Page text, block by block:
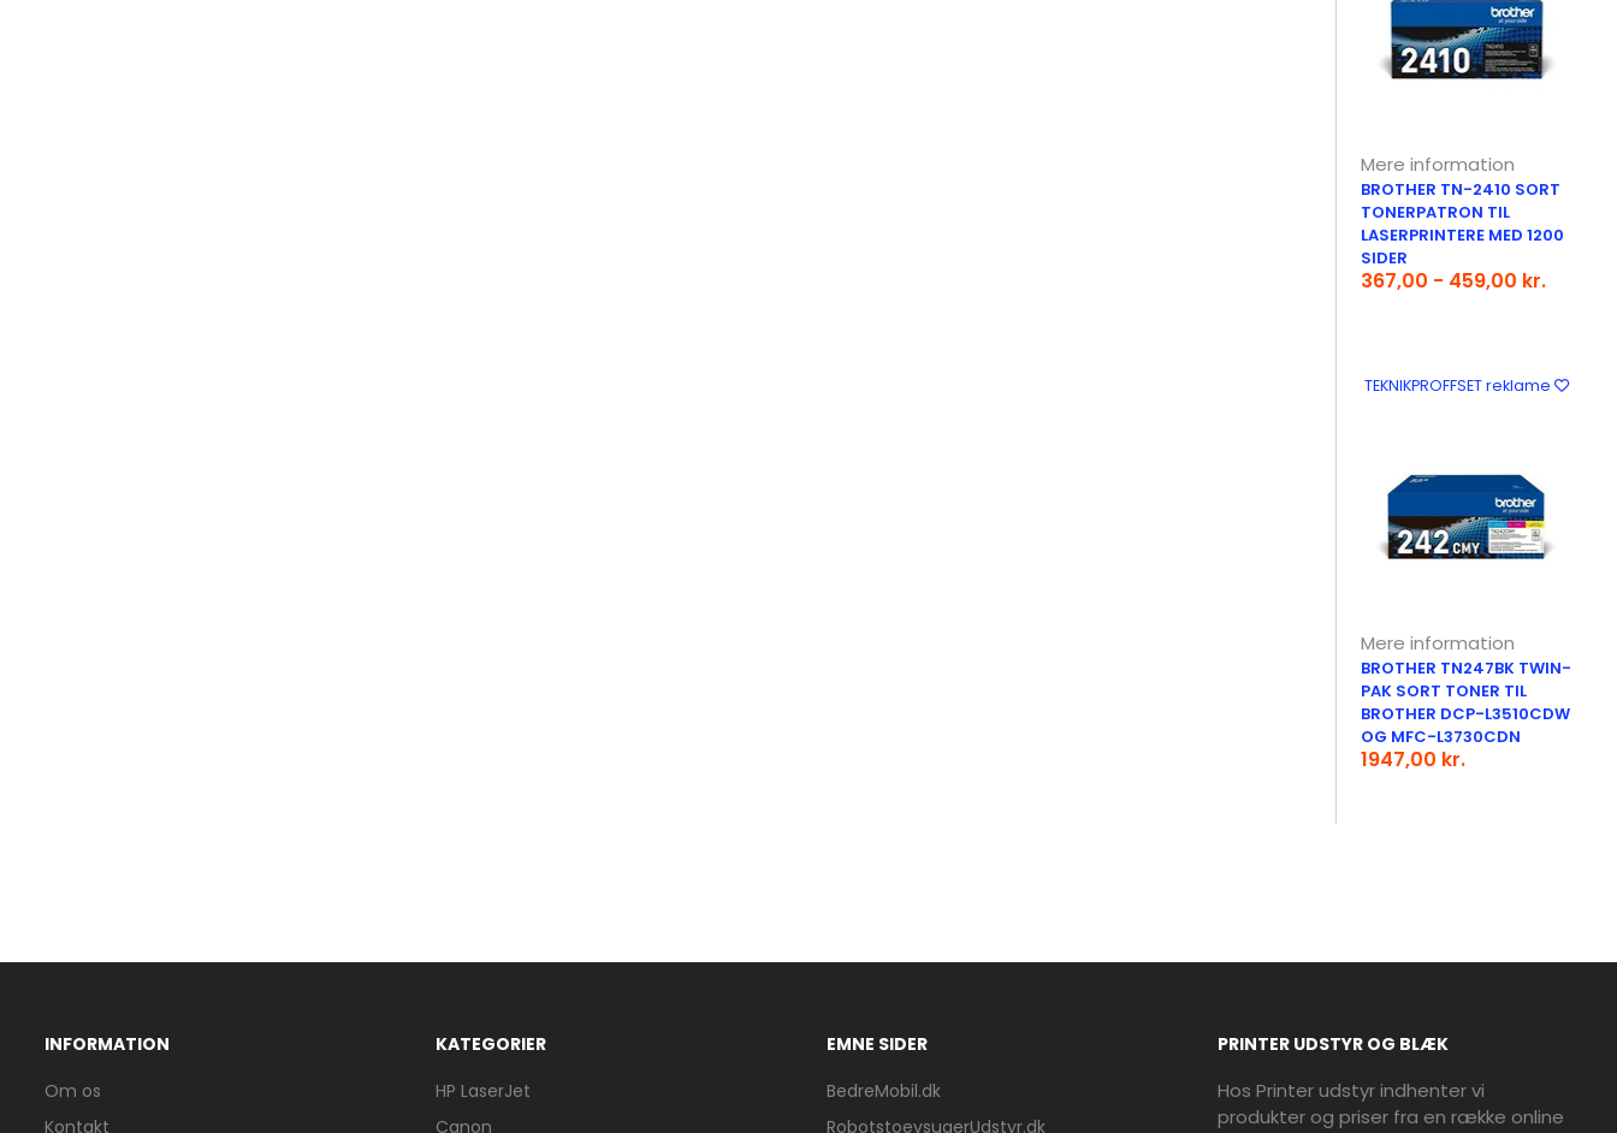
Mere information
BROTHER TN-2410 SORT
TONERPATRON TIL
LASERPRINTERE MED 1200
SIDER
367,00 - 459,00 kr.
TEKNIKPROFFSET reklame
Mere information
BROTHER TN247BK TWIN-
PAK SORT TONER TIL
BROTHER DCP-L3510CDW
OG MFC-L3730CDN
1947,00 kr.
INFORMATION
Om os
Kontakt
KATEGORIER
HP LaserJet
Canon
EMNE SIDER
BedreMobil.dk
RobotstoevsugerUdstyr.dk
PRINTER UDSTYR OG BLÆK
Hos Printer udstyr indhenter vi
produkter og priser fra en række online